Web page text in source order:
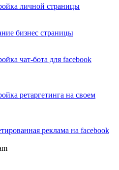
личной страницы
бизнес страницы
чат-бота для facebook
ретаргетинга на своем
реклама на facebook